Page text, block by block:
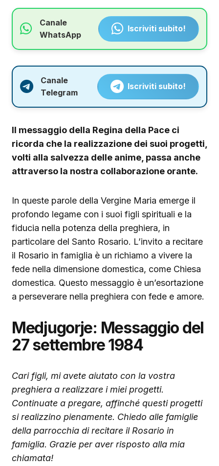
Canale
WhatsApp
Iscriviti subito!
Canale
Telegram
Iscriviti subito!
Il messaggio della Regina della Pace ci
ricorda che la realizzazione dei suoi progetti,
volti alla salvezza delle anime, passa anche
attraverso la nostra collaborazione orante.
In queste parole della Vergine Maria emerge il
profondo legame con i suoi figli spirituali e la
fiducia nella potenza della preghiera, in
particolare del Santo Rosario. L’invito a recitare
il Rosario in famiglia è un richiamo a vivere la
fede nella dimensione domestica, come Chiesa
domestica. Questo messaggio è un’esortazione
a perseverare nella preghiera con fede e amore.
Medjugorje: Messaggio del
27 settembre 1984
Cari figli, mi avete aiutato con la vostra
preghiera a realizzare i miei progetti.
Continuate a pregare, affinché questi progetti
si realizzino pienamente. Chiedo alle famiglie
della parrocchia di recitare il Rosario in
famiglia. Grazie per aver risposto alla mia
chiamata!